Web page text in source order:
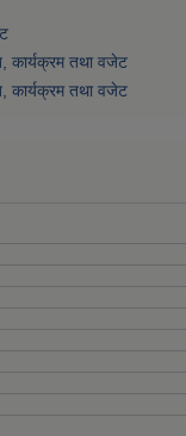
कार्यक्रम तथा वजेट
कार्यक्रम तथा वजेट